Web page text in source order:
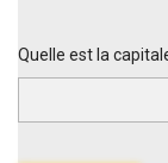
Quelle est la